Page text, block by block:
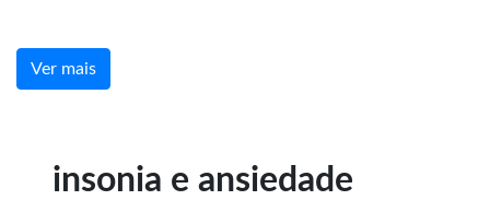
Ver mais
insonia e ansiedade